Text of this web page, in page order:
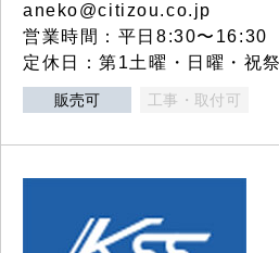
aneko@citizou.co.jp
営業時間：平日8:30〜
定休日：第1土曜・日曜・祝
販売可 工事・取付可